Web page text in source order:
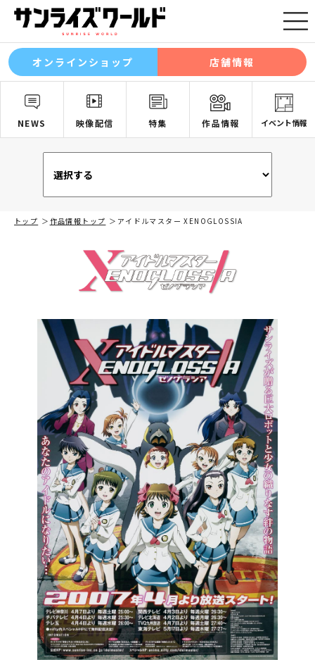
オンラインショップ 店舗情報
NEWS 映像配信 特集 作品情報 イベント情報
トップ 作品情報トップ アイドルマスター XENOGLOSSIA